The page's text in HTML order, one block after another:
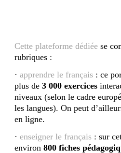
Cette plateforme dédiée se
rubriques :
· apprendre le français : ce
plus de 3 000 exercices
niveaux (selon le cadre
les langues). On peut
en ligne.
· enseigner le français : sur
environ 800 fiches